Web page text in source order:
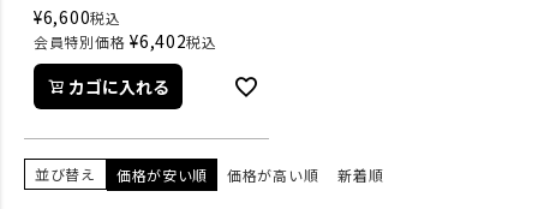
¥6,600税込
会員特別価格 ¥6,402税込
カゴに入れる
並び替え 価格が安い順 価格が高い順 新着順